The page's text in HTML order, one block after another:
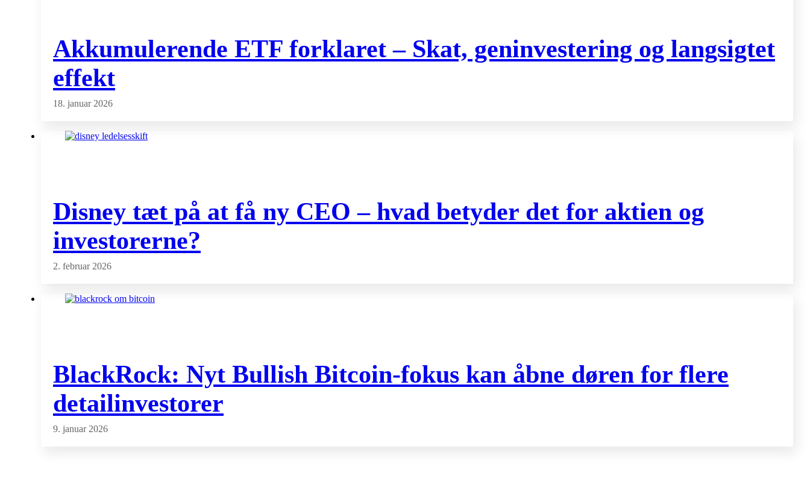
Akkumulerende ETF forklaret – Skat, geninvestering og langsigtet
effekt
18. januar 2026
Disney tæt på at få ny CEO – hvad betyder det for aktien og
investorerne?
2. februar 2026
BlackRock: Nyt Bullish Bitcoin-fokus kan åbne døren for flere
detailinvestorer
9. januar 2026